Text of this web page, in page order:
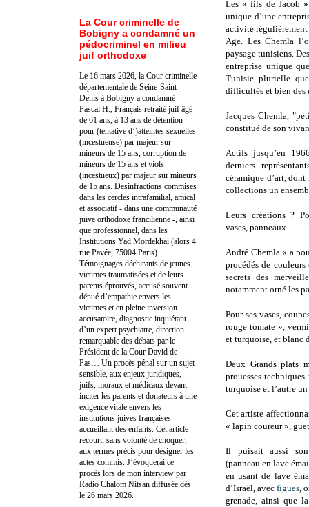
Les « fils de Jacob
unique d’une
activité régulièrement
Age. Les Chemla
paysage tunisiens.
entreprise unique
Tunisie plurielle
difficultés et bien des
Jacques Chemla,
constitué de son
Actifs jusqu’en
derniers
céramique d’art,
collections un
Leurs créations ?
vases, panneaux...
André Chemla « a
procédés de
secrets des
notamment orné les
Pour ses vases,
rouge tomate »,
et turquoise, et blanc
Deux Grands plats
prouesses
turquoise et l’autre
Cet artiste
« lapin coureur »,
Il puisait aussi
(panneau en lave
en usant de lave
d’Israël, avecfigues,
grenade, ainsi que
La Cour criminelle de
Bobigny a condamné un
pédocriminel en milieu
juif orthodoxe
Le 16 mars 2026, la Cour criminelle
départementale de Seine-Saint-
Denis à Bobigny a condamné
Pascal H., Français retraité juif âgé
de 61 ans, à 13 ans de détention
pour (tentative d’)atteintes sexuelles
(incestueuse) par majeur sur
mineurs de 15 ans, corruption de
mineurs de 15 ans et viols
(incestueux) par majeur sur mineurs
de 15 ans. Desinfractions commises
dans les cercles intrafamilial, amical
et associatif - dans une communauté
juive orthodoxe francilienne -, ainsi
que professionnel, dans les
Institutions Yad Mordekhaï (alors 4
rue Pavée, 75004 Paris).
Témoignages déchirants de jeunes
victimes traumatisées et de leurs
parents éprouvés, accusé souvent
dénué d’empathie envers les
victimes et en pleine inversion
accusatoire, diagnostic inquiétant
d’un expert psychiatre, direction
remarquable des débats par le
Président de la Cour David de
Pas… Un procès pénal sur un sujet
sensible, aux enjeux juridiques,
juifs, moraux et médicaux devant
inciter les parents et donateurs à une
exigence vitale envers les
institutions juives françaises
accueillant des enfants. Cet article
recourt, sans volonté de choquer,
aux termes précis pour désigner les
actes commis. J’évoquerai ce
procès lors de mon interview par
Radio Chalom Nitsan diffusée dès
le 26 mars 2026.